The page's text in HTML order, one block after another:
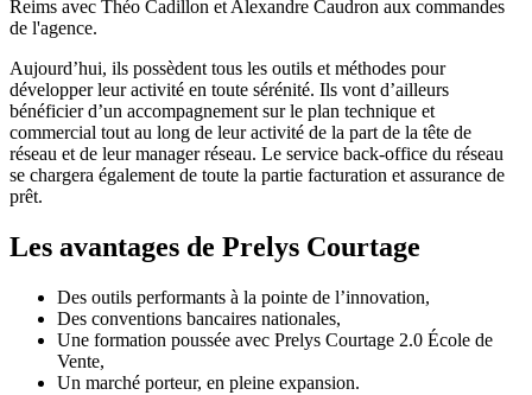
Reims avec Théo Cadillon et Alexandre Caudron aux commandes
de l'agence.
Aujourd’hui, ils possèdent tous les outils et méthodes pour
développer leur activité en toute sérénité. Ils vont d’ailleurs
bénéficier d’un accompagnement sur le plan technique et
commercial tout au long de leur activité de la part de la tête de
réseau et de leur manager réseau. Le service back-office du réseau
se chargera également de toute la partie facturation et assurance de
prêt.
Les avantages de Prelys Courtage
Des outils performants à la pointe de l’innovation,
Des conventions bancaires nationales,
Une formation poussée avec Prelys Courtage 2.0 École de
Vente,
Un marché porteur, en pleine expansion.